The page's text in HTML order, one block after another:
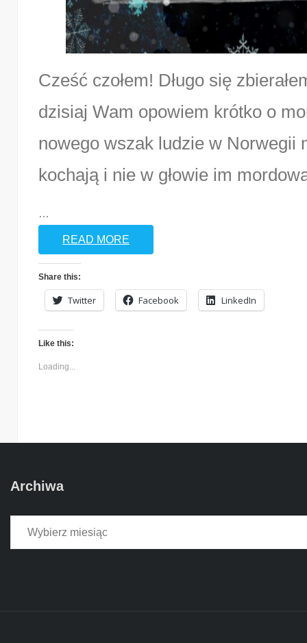
Cześć czołem! Długo się
dzisiaj Wam opowiem krótko o
nowego wszak ludzie w Norwegii
kochają i nie w głowie im
…
READ MORE
Share this:
Twitter Facebook LinkedIn
Like this:
Loading...
Archiwa